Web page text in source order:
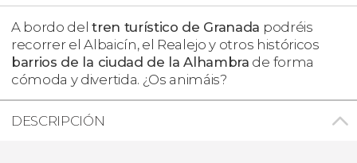
A bordo deltren turístico de Granada podréis
recorrer el Albaicín, el Realejo y otros históricos
barrios de la ciudad de la Alhambra de forma
cómoda y divertida. ¿Os animáis?
DESCRIPCIÓN